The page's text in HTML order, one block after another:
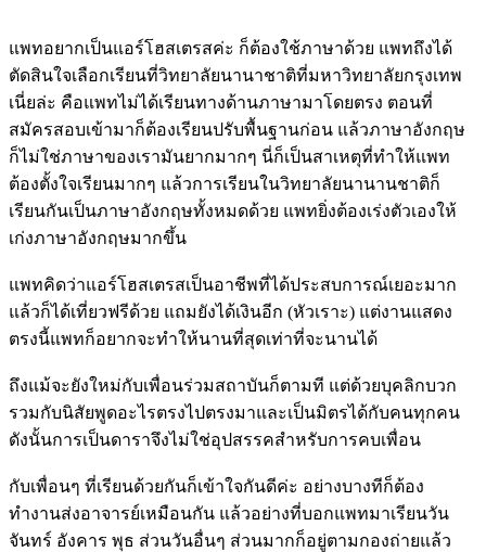
แพทอยากเป็นแอร์โฮสเตรสค่ะ ก็ต้องใช้ภาษาด้วย แพทถึงได้
ตัดสินใจเลือกเรียนที่วิทยาลัยนานาชาติที่มหาวิทยาลัยกรุงเทพ
เนี่ยล่ะ คือแพทไม่ได้เรียนทางด้านภาษามาโดยตรง ตอนที่
สมัครสอบเข้ามาก็ต้องเรียนปรับพื้นฐานก่อน แล้วภาษาอังกฤษ
ก็ไม่ใช่ภาษาของเรามันยากมากๆ นี่ก็เป็นสาเหตุที่ทำให้แพท
ต้องตั้งใจเรียนมากๆ แล้วการเรียนในวิทยาลัยนานานชาติก็
เรียนกันเป็นภาษาอังกฤษทั้งหมดด้วย แพทยิ่งต้องเร่งตัวเองให้
เก่งภาษาอังกฤษมากขึ้น
แพทคิดว่าแอร์โฮสเตรสเป็นอาชีพที่ได้ประสบการณ์เยอะมาก
แล้วก็ได้เที่ยวฟรีด้วย แถมยังได้เงินอีก (หัวเราะ) แต่งานแสดง
ตรงนี้แพทก็อยากจะทำให้นานที่สุดเท่าที่จะนานได้
ถึงแม้จะยังใหม่กับเพื่อนร่วมสถาบันก็ตามที แต่ด้วยบุคลิกบวก
รวมกับนิสัยพูดอะไรตรงไปตรงมาและเป็นมิตรได้กับคนทุกคน
ดังนั้นการเป็นดาราจึงไม่ใช่อุปสรรคสำหรับการคบเพื่อน
กับเพื่อนๆ ที่เรียนด้วยกันก็เข้าใจกันดีค่ะ อย่างบางทีก็ต้อง
ทำงานส่งอาจารย์เหมือนกัน แล้วอย่างที่บอกแพทมาเรียนวัน
จันทร์ อังคาร พุธ ส่วนวันอื่นๆ ส่วนมากก็อยู่ตามกองถ่ายแล้ว